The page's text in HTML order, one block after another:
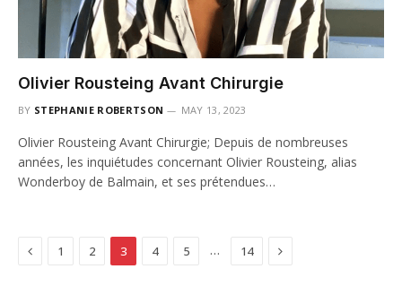
Olivier Rousteing Avant Chirurgie
BY STEPHANIE ROBERTSON MAY 13, 2023
Olivier Rousteing Avant Chirurgie; Depuis de nombreuses
années, les inquiétudes concernant Olivier Rousteing, alias
Wonderboy de Balmain, et ses prétendues…
Previous
1 2 3 4 5 … 14 Next